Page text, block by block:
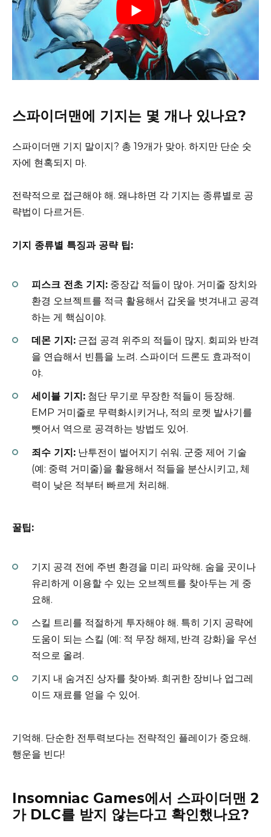
스파이더맨에 기지는 몇 개나 있나요?
스파이더맨 기지 말이지? 총 19개가 맞아. 하지만 단순 숫
자에 현혹되지 마.
전략적으로 접근해야 해. 왜냐하면 각 기지는 종류별로 공
략법이 다르거든.
기지 종류별 특징과 공략 팁:
피스크 전초 기지: 중장갑 적들이 많아. 거미줄 장치와
환경 오브젝트를 적극 활용해서 갑옷을 벗겨내고 공격
하는 게 핵심이야.
데몬 기지: 근접 공격 위주의 적들이 많지. 회피와 반격
을 연습해서 빈틈을 노려. 스파이더 드론도 효과적이
야.
세이블 기지: 첨단 무기로 무장한 적들이 등장해.
EMP 거미줄로 무력화시키거나, 적의 로켓 발사기를
뺏어서 역으로 공격하는 방법도 있어.
죄수 기지: 난투전이 벌어지기 쉬워. 군중 제어 기술
(예: 중력 거미줄)을 활용해서 적들을 분산시키고, 체
력이 낮은 적부터 빠르게 처리해.
꿀팁:
기지 공격 전에 주변 환경을 미리 파악해. 숨을 곳이나
유리하게 이용할 수 있는 오브젝트를 찾아두는 게 중
요해.
스킬 트리를 적절하게 투자해야 해. 특히 기지 공략에
도움이 되는 스킬 (예: 적 무장 해제, 반격 강화)을 우선
적으로 올려.
기지 내 숨겨진 상자를 찾아봐. 희귀한 장비나 업그레
이드 재료를 얻을 수 있어.
기억해. 단순한 전투력보다는 전략적인 플레이가 중요해.
행운을 빈다!
Insomniac Games에서 스파이더맨 2
가 DLC를 받지 않는다고 확인했나요?